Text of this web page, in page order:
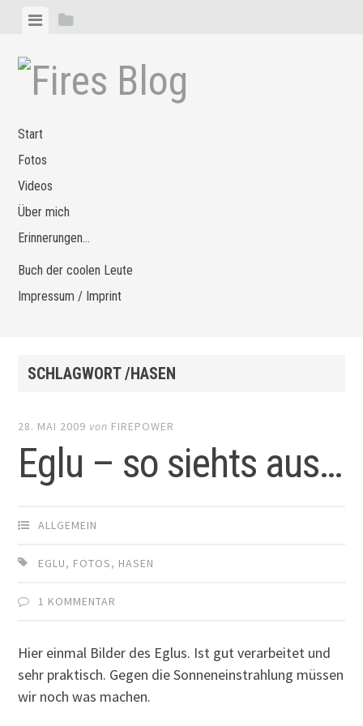
Zum
springen
MenüSeitenleiste
Start
Fotos
Videos
Über mich
Erinnerungen…
Buch der coolen Leute
Impressum / Imprint
SCHLAGWORT /HASEN
28. MAI 2009 von FIREPOWER
Eglu – so siehts aus…
ALLGEMEIN
EGLU, FOTOS, HASEN
1 KOMMENTAR
Hier einmal Bilder des Eglus. Ist gut verarbeitet und
sehr praktisch. Gegen die Sonneneinstrahlung müssen
wir noch was machen.